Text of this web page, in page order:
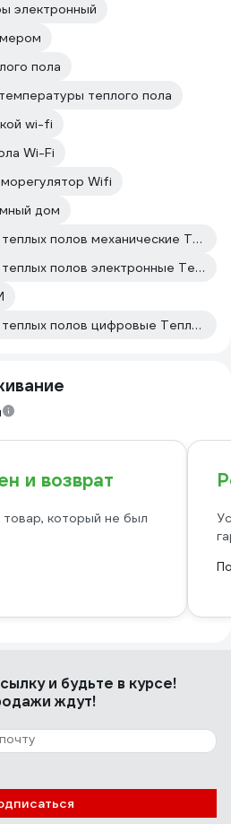
электронный
пола
теплого пола
wi-fi
Wi-Fi
Wifi
дом
Терморегуляторы для теплых полов механические ТеплоСофт
Терморегуляторы для теплых полов электронные ТеплоСофт
Терморегуляторы для теплых полов цифровые ТеплоСофт
и возврат
который не был
и будьте в курсе!
ждут!